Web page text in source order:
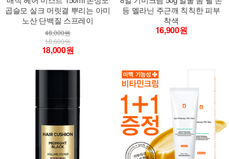
곱슬모 실크 머릿결 뿌리는 아미
노산 단백질 스프레이
48,000원
18,600원
18,000원
등 멜라닌 주근깨 칙칙한 피부
착색
16,900원